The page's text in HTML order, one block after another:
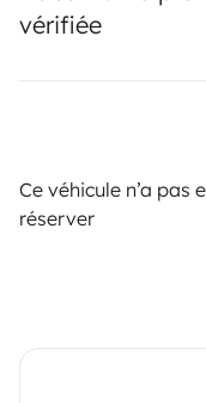
vérifiée
Ce véhicule n’a pas
réserver